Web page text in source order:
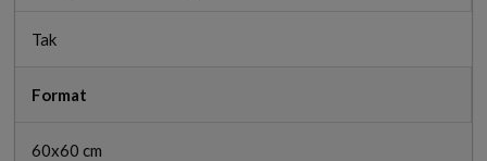
Tak
Format
60x60 cm